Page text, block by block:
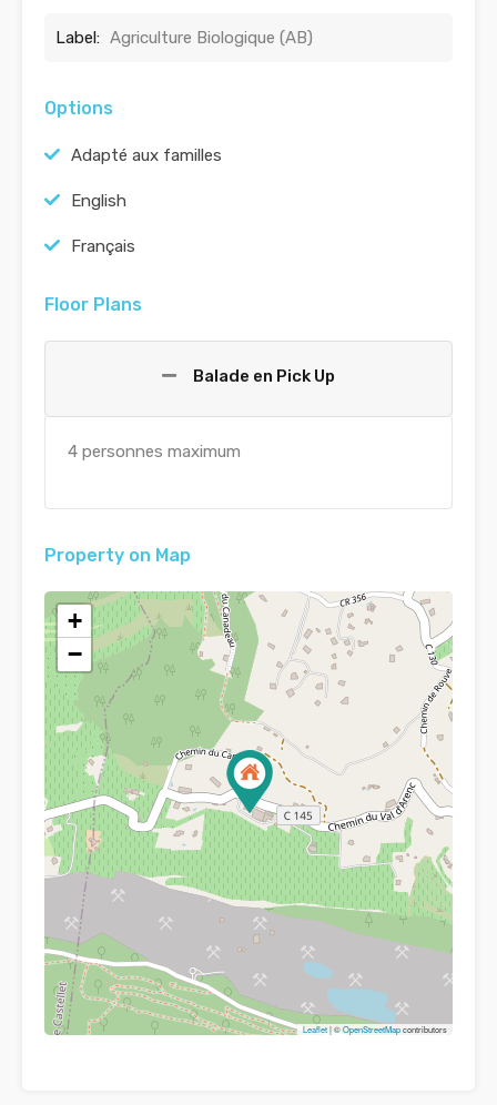
Label: Agriculture Biologique (AB)
Options
Adapté aux familles
English
Français
Floor Plans
Balade en Pick Up
4 personnes maximum
Property on Map
+
−
Leaflet| ©OpenStreetMapcontributors